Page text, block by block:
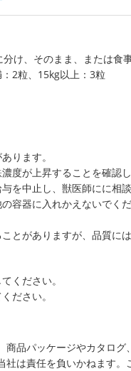
け、そのまま、または食
2粒、15kg以上：3粒
ります。
度が上昇することを確認し
を中止し、獣医師にに相談
容器に入れかえないでくだ
とがありますが、品質には
ください。
ださい。
品パッケージやカタロ
は責任を負いかねます